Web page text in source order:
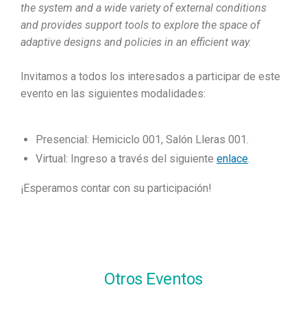
the system and a wide variety of external conditions
and provides support tools to explore the space of
adaptive designs and policies in an efficient way.
Invitamos a todos los interesados a participar de este
evento en las siguientes modalidades:
Presencial: Hemiciclo 001, Salón Lleras 001.
Virtual: Ingreso a través del siguiente enlace
¡Esperamos contar con su participación!
Otros Eventos